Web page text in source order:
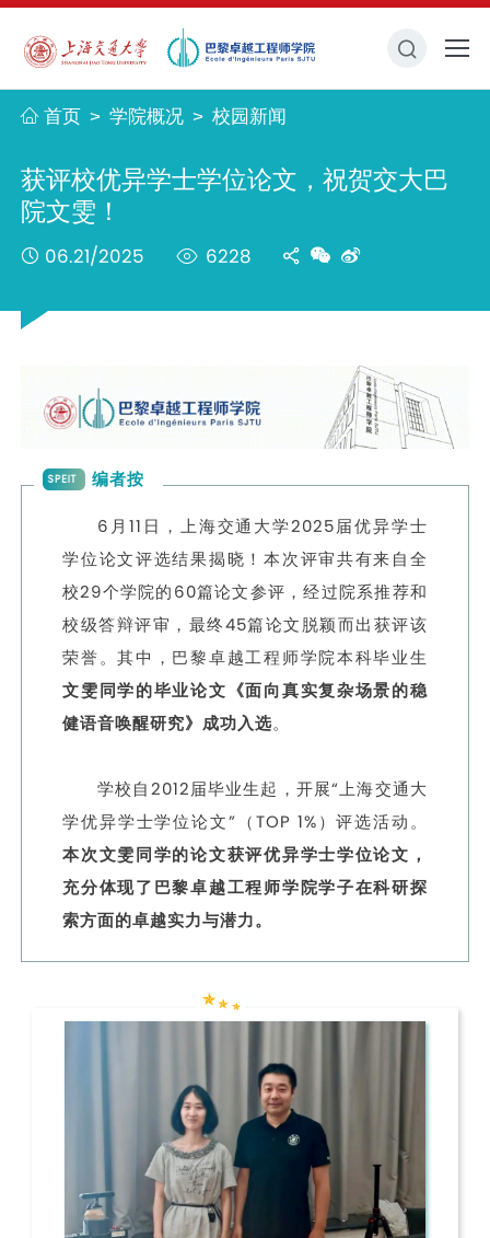
首页 > 学院概况 > 校园新闻
获评校优异学士学位论文，祝贺交大巴
院文雯！
06.21/2025 6228
SPEIT 编者按
6月11日，上海交通大学2025届优异学士
学位论文评选结果揭晓！本次评审共有来自全
校29个学院的60篇论文参评，经过院系推荐和
校级答辩评审，最终45篇论文脱颖而出获评该
荣誉。其中，巴黎卓越工程师学院本科毕业生
文雯同学的毕业论文《面向真实复杂场景的稳
健语音唤醒研究》成功入选。
学校自2012届毕业生起，开展“上海交通大
学优异学士学位论文”（TOP 1%）评选活动。
本次文雯同学的论文获评优异学士学位论文，
充分体现了巴黎卓越工程师学院学子在科研探
索方面的卓越实力与潜力。